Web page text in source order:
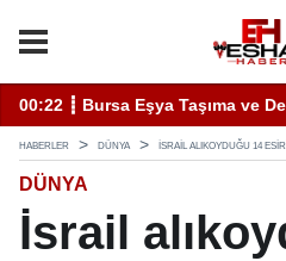
Hizmet İçin Bilinmesi
20:05 ┋ Semra Eyüpoğlu Zafer
HABERLER DÜNYA İSRAIL ALIKOYDUĞU 14
DÜNYA
İsrail